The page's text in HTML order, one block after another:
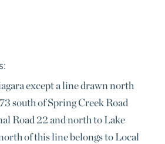
except a line drawn north
south of Spring Creek Road
Road 22 and north to Lake
of this line belongs to Local